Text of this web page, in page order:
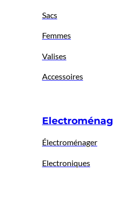
Sacs
Femmes
Valises
Accessoires
Électroménager
Electroniques